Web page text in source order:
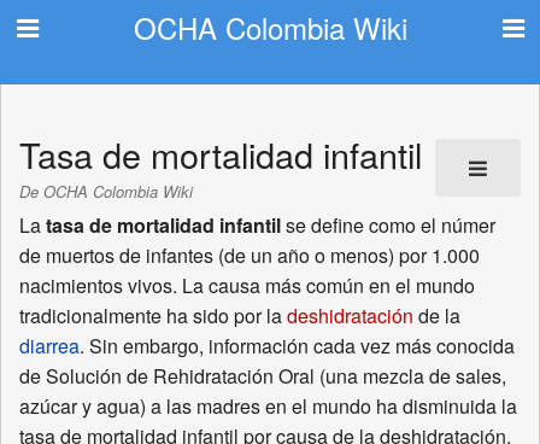
OCHA Colombia Wiki
Tasa de mortalidad infantil
De OCHA Colombia Wiki
Latasa de mortalidad infantilse define como el númer
de muertos de infantes (de un año o menos) por 1.000
nacimientos vivos. La causa más común en el mundo
tradicionalmente ha sido por ladeshidratación de la
diarrea. Sin embargo, información cada vez más conocida
de Solución de Rehidratación Oral (una mezcla de sales,
azúcar y agua) a las madres en el mundo ha disminuida la
tasa de mortalidad infantil por causa de la deshidratación.